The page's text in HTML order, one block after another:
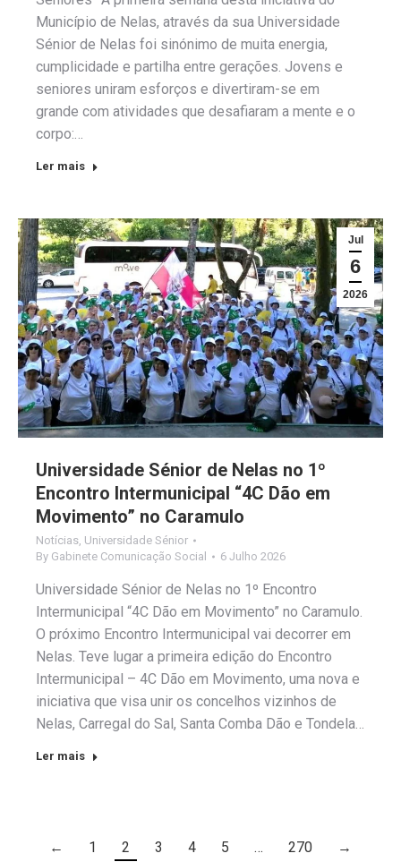
Município de Nelas, através da sua Universidade
Sénior de Nelas foi sinónimo de muita energia,
cumplicidade e partilha entre gerações. Jovens e
seniores uniram esforços e divertiram-se em
grande com atividades que desafiaram a mente e o
corpo:…
Ler mais
Jul
6
2026
Universidade Sénior de Nelas no 1º
Encontro Intermunicipal “4C Dão em
Movimento” no Caramulo
Notícias Universidade Sénior
By Gabinete Comunicação Social 6 Julho 2026
Universidade Sénior de Nelas no 1º Encontro
Intermunicipal “4C Dão em Movimento” no Caramulo.
O próximo Encontro Intermunicipal vai decorrer em
Nelas. Teve lugar a primeira edição do Encontro
Intermunicipal – 4C Dão em Movimento, uma nova e
iniciativa que visa unir os concelhos vizinhos de
Nelas, Carregal do Sal, Santa Comba Dão e Tondela…
Ler mais
← 1 2 3 4 5 … 270 →